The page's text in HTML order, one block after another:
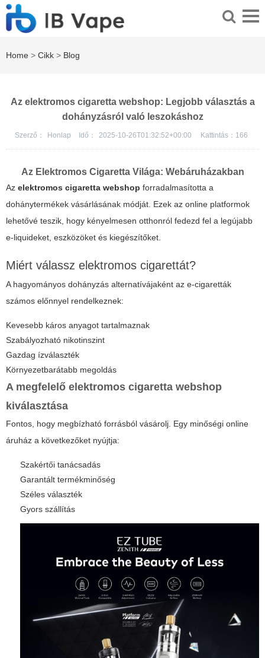
Home > Cikk > Blog
Az elektromos cigaretta webshop: Legjobb választás a
dohányzásról való leszokáshoz
Szerző： Honlap Idő： 2025-10-26T01:32:52+00:00 Kattintás： 166
Az Elektromos Cigaretta Világa: Webáruházakban
Az elektromos cigaretta webshop forradalmasította a
dohánytermékek vásárlásának módját. Ezek az online platformok
lehetővé teszik, hogy kényelmesen otthonról fedezd fel a legújabb
e-liquideket, eszközöket és kiegészítőket.
Miért válassz elektromos cigarettát?
A hagyományos dohányzás alternatívájaként az e-cigaretták
számos előnnyel rendelkeznek:
Kevesebb káros anyagot tartalmaznak
Szabályozható nikotinszint
Gazdag ízválaszték
Környezetbarátabb megoldás
A megfelelő elektromos cigaretta webshop
kiválasztása
Fontos, hogy megbízható forrásból vásárolj. Egy minőségi online
áruház a következőket nyújtja:
Szakértői tanácsadás
Garantált termékminőség
Széles választék
Gyors szállítás